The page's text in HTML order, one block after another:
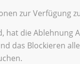
zur Verfügung
die Ablehnung
das Blockieren